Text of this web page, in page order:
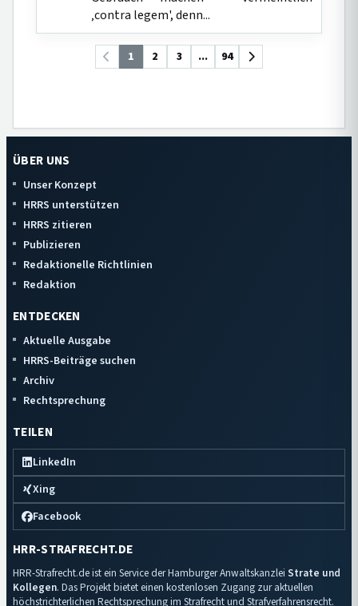
‚contra legem', denn...
1 2 3 ... 94
ÜBER UNS
Unser Konzept
HRRS unterstützen
HRRS zitieren
Publizieren
Redaktionelle Richtlinien
Redaktion
ENTDECKEN
Aktuelle Ausgabe
HRRS-Beiträge suchen
Archiv
Rechtsprechung
TEILEN
LinkedIn
Xing
Facebook
HRR-STRAFRECHT.DE
HRR-Strafrecht.de ist ein Service der Hamburger Anwaltskanzlei Strate und
Kollegen. Das Projekt bietet einen kostenlosen Zugang zur aktuellen
höchstrichterlichen Rechtsprechung im Strafrecht und Strafverfahrensrecht.